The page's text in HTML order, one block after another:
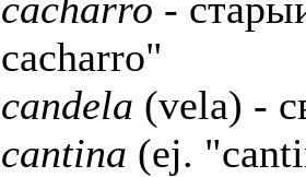
cacharro"
candela (vela) -
cantina (ej.